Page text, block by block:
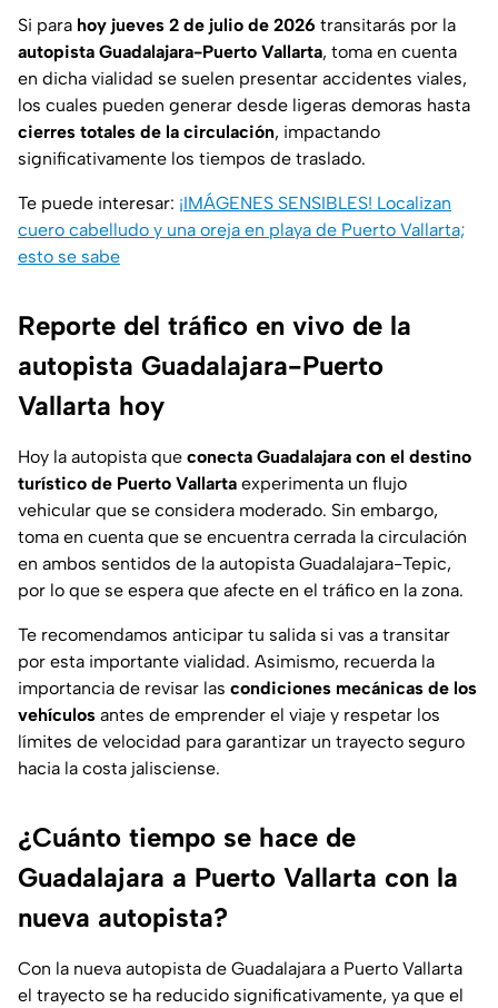
Si para hoy jueves 2 de julio de 2026 transitarás por la
autopista Guadalajara-Puerto Vallarta, toma en cuenta
en dicha vialidad se suelen presentar accidentes viales,
los cuales pueden generar desde ligeras demoras hasta
cierres totales de la circulación, impactando
significativamente los tiempos de traslado.
Te puede interesar: ¡IMÁGENES SENSIBLES! Localizan
cuero cabelludo y una oreja en playa de Puerto Vallarta;
esto se sabe
Reporte del tráfico en vivo de la
autopista Guadalajara-Puerto
Vallarta hoy
Hoy la autopista que conecta Guadalajara con el destino
turístico de Puerto Vallarta experimenta un flujo
vehicular que se considera moderado. Sin embargo,
toma en cuenta que se encuentra cerrada la circulación
en ambos sentidos de la autopista Guadalajara-Tepic,
por lo que se espera que afecte en el tráfico en la zona.
Te recomendamos anticipar tu salida si vas a transitar
por esta importante vialidad. Asimismo, recuerda la
importancia de revisar las condiciones mecánicas de los
vehículos antes de emprender el viaje y respetar los
límites de velocidad para garantizar un trayecto seguro
hacia la costa jalisciense.
¿Cuánto tiempo se hace de
Guadalajara a Puerto Vallarta con la
nueva autopista?
Con la nueva autopista de Guadalajara a Puerto Vallarta
el trayecto se ha reducido significativamente, ya que el